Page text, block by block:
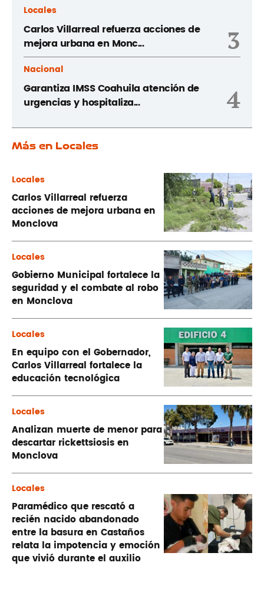
Locales
Carlos Villarreal refuerza acciones de
mejora urbana en Monc...
3
Nacional
Garantiza IMSS Coahuila atención de
urgencias y hospitaliza...
4
Más en Locales
Locales
Carlos Villarreal refuerza
acciones de mejora urbana en
Monclova
Locales
Gobierno Municipal fortalece la
seguridad y el combate al robo
en Monclova
Locales
En equipo con el Gobernador,
Carlos Villarreal fortalece la
educación tecnológica
Locales
Analizan muerte de menor para
descartar rickettsiosis en
Monclova
Locales
Paramédico que rescató a
recién nacido abandonado
entre la basura en Castaños
relata la impotencia y emoción
que vivió durante el auxilio